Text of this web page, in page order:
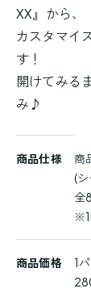
XX』から、
カスタマイ
す！
開けてみる
み♪
品
商品仕様
商
(
全
商品価格
1